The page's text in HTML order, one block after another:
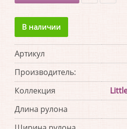
В наличии
Артикул
Производитель:
Коллекция
Длина рулона